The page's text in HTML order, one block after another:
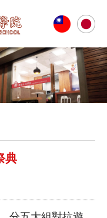
典